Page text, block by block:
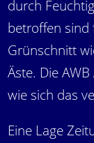
durch
betroffen sind
Grünschnitt
Äste. Die
wie sich das
Eine Lage